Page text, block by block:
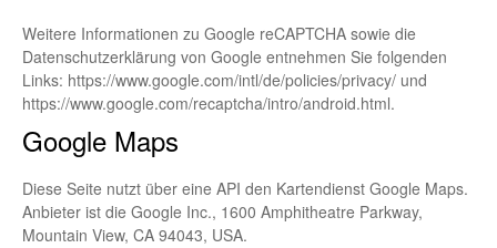
Weitere Informationen zu Google reCAPTCHA sowie die
Datenschutzerklärung von Google entnehmen Sie folgenden
Links: https://www.google.com/intl/de/policies/privacy/ und
https://www.google.com/recaptcha/intro/android.html.
Google Maps
Diese Seite nutzt über eine API den Kartendienst Google Maps.
Anbieter ist die Google Inc., 1600 Amphitheatre Parkway,
Mountain View, CA 94043, USA.